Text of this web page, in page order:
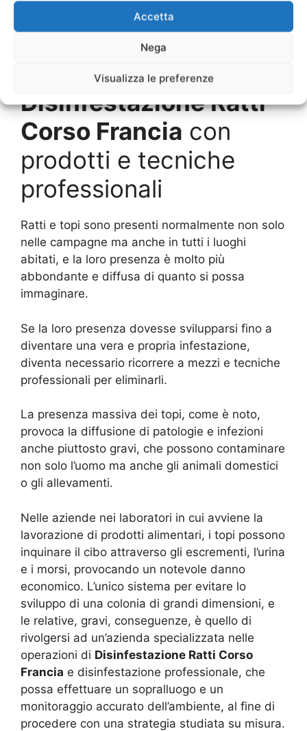
Accetta
Nega
Visualizza le preferenze
per Disinfestazione
Ratti Corso Francia
Disinfestazione Ratti
Corso Francia con
prodotti e tecniche
professionali
Ratti e topi sono presenti normalmente non solo
nelle campagne ma anche in tutti i luoghi
abitati, e la loro presenza è molto più
abbondante e diffusa di quanto si possa
immaginare.
Se la loro presenza dovesse svilupparsi fino a
diventare una vera e propria infestazione,
diventa necessario ricorrere a mezzi e tecniche
professionali per eliminarli.
La presenza massiva dei topi, come è noto,
provoca la diffusione di patologie e infezioni
anche piuttosto gravi, che possono contaminare
non solo l’uomo ma anche gli animali domestici
o gli allevamenti.
Nelle aziende nei laboratori in cui avviene la
lavorazione di prodotti alimentari, i topi possono
inquinare il cibo attraverso gli escrementi, l’urina
e i morsi, provocando un notevole danno
economico. L’unico sistema per evitare lo
sviluppo di una colonia di grandi dimensioni, e
le relative, gravi, conseguenze, è quello di
rivolgersi ad un’azienda specializzata nelle
operazioni di Disinfestazione Ratti Corso
Francia e disinfestazione professionale, che
possa effettuare un sopralluogo e un
monitoraggio accurato dell’ambiente, al fine di
procedere con una strategia studiata su misura.